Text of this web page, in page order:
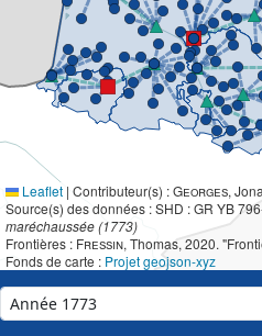
Leaflet | Contributeur(s) :Georges,
Source(s) des données : SHD : GR YB
maréchaussée (1773)
Frontières : Fressin, Thomas, 2020.
Fonds de carte : Projet geojson-xyz